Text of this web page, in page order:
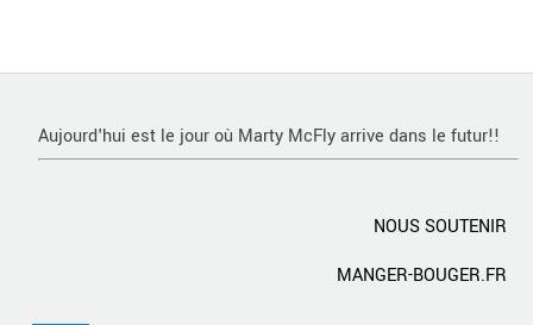
Aujourd'hui est le jour où Marty McFly arrive dans le futur!!
NOUS SOUTENIR
MANGER-BOUGER.FR